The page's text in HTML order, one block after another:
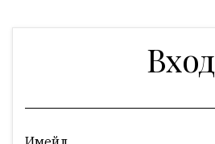
Вход